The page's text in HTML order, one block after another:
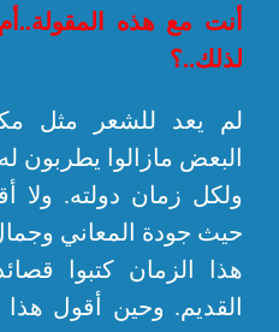
أنت مع هذه
لذلك..؟
لم يعد للشعر مثل
البعض مازالوا يطربون
ولكل زمان دولته.
حيث جودة المعاني
هذا الزمان كتبوا
القديم. وحين أقول